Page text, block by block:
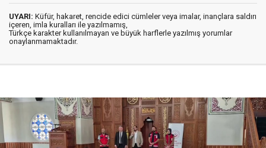
UYARI: Küfür, hakaret, rencide edici cümleler veya imalar, inançlara saldırı
içeren, imla kuralları ile yazılmamış,
Türkçe karakter kullanılmayan ve büyük harflerle yazılmış yorumlar
onaylanmamaktadır.